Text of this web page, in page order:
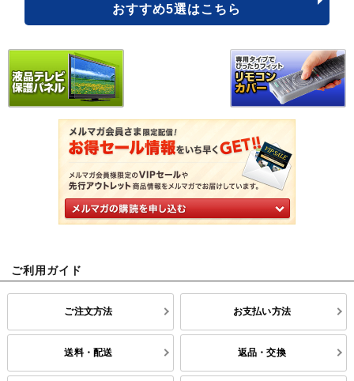
おすすめ5選はこちら
ご利用ガイド
ご注文方法 お支払い方法
送料・配送 返品・交換